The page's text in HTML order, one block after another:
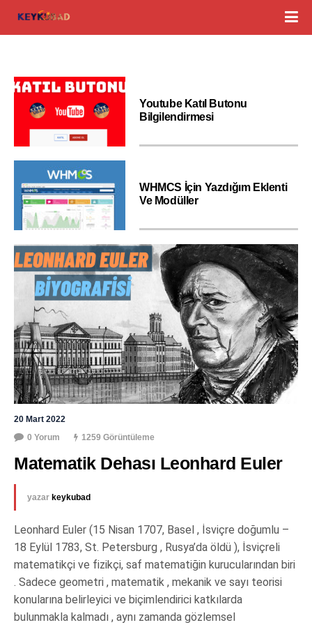
Youtube Katıl Butonu
Bilgilendirmesi
WHMCS İçin Yazdığım Eklenti
Ve Modüller
20 Mart 2022
0 Yorum
1259 Görüntüleme
Matematik Dehası Leonhard Euler
yazar keykubad
Leonhard Euler (15 Nisan 1707, Basel , İsviçre doğumlu –
18 Eylül 1783, St. Petersburg , Rusya’da öldü ), İsviçreli
matematikçi ve fizikçi, saf matematiğin kurucularından biri
. Sadece geometri , matematik , mekanik ve sayı teorisi
konularına belirleyici ve biçimlendirici katkılarda
bulunmakla kalmadı , aynı zamanda gözlemsel